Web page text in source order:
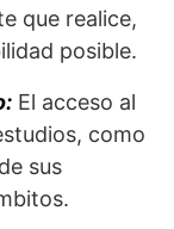
que realice,
posible.
El acceso al
como
sus